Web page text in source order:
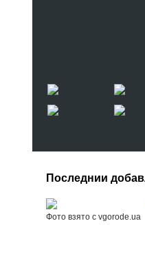
Последнии
Фото взято с vgorode.ua